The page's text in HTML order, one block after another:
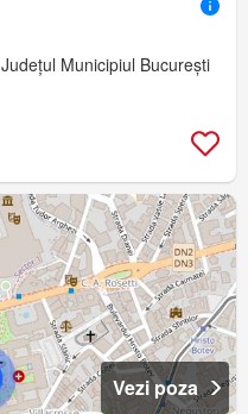
Municipiul București
Vezi poza